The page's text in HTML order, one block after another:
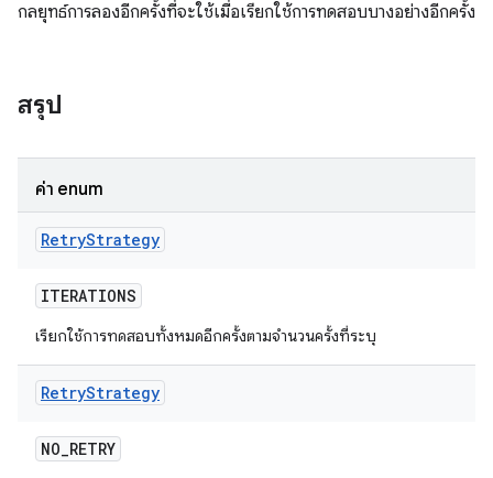
กลยุทธ์การลองอีกครั้งที่จะใช้เมื่อเรียกใช้การทดสอบบางอย่างอีกครั้ง
สรุป
ค่า enum
RetryStrategy
ITERATIONS
เรียกใช้การทดสอบทั้งหมดอีกครั้งตามจำนวนครั้งที่ระบุ
RetryStrategy
NO_RETRY